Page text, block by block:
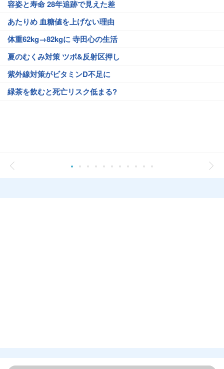
容姿と寿命 28年追跡で見えた差
あたりめ 血糖値を上げない理由
体重62kg→82kgに 寺田心の生活
夏のむくみ対策 ツボ&反射区押し
紫外線対策がビタミンD不足に
緑茶を飲むと死亡リスク低まる?